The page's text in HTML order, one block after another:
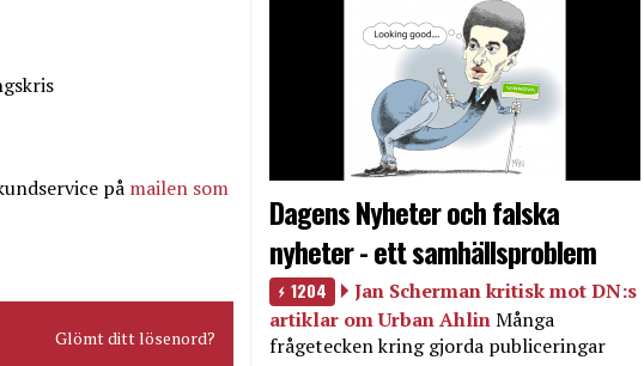
på mailen som
Glömt ditt lösenord?
Dagens Nyheter och falska
nyheter - ett samhällsproblem
1204
Jan Scherman kritisk mot DN:s
artiklar om Urban AhlinMånga
frågetecken kring gjorda publiceringar